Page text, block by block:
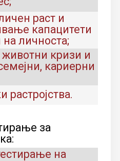
раст и
капацитети
на личноста;
кризи и
кариерни
растројства.
за
на